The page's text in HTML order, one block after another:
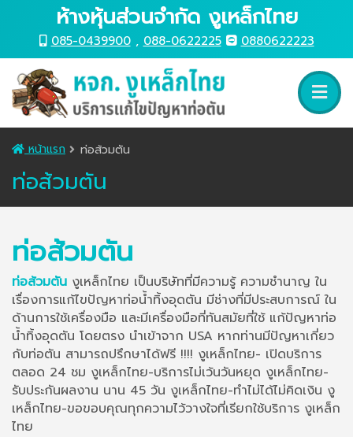
ห้างหุ้นส่วนจำกัด งูเหล็กไทย
085-0439900, 088-0622225 0880622223
หน้าแรก ท่อส้วมตัน
ท่อส้วมตัน
ท่อส้วมตัน
ท่อส้วมตัน งูเหล็กไทย เป็นบริษัทที่มีความรู้ ความชำนาญ ใน
เรื่องการแก้ไขปัญหาท่อน้ำทิ้งอุดตัน มีช่างที่มีประสบการณ์ ใน
ด้านการใช้เครื่องมือ และมีเครื่องมือที่ทันสมัยที่ใช้ แก้ปัญหาท่อ
น้ำทิ้งอุดตัน โดยตรง นำเข้าจาก USA หากท่านมีปัญหาเกี่ยว
กับท่อตัน สามารถปรึกษาได้ฟรี !!!! งูเหล็กไทย- เปิดบริการ
ตลอด 24 ชม งูเหล็กไทย-บริการไม่เว้นวันหยุด งูเหล็กไทย-
รับประกันผลงาน นาน 45 วัน งูเหล็กไทย-ทำไม่ได้ไม่คิดเงิน งู
เหล็กไทย-ขอขอบคุณทุกความไว้วางใจที่เรียกใช้บริการ งูเหล็ก
ไทย